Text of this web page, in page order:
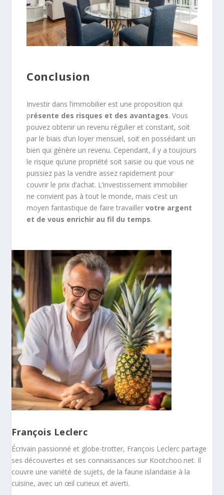
Conclusion
Investir dans l’immobilier est une proposition qui
présente des risques et des avantages. Vous
pouvez obtenir un revenu régulier et constant, soit
par le biais d’un loyer mensuel, soit en possédant un
bien qui génère un revenu. Cependant, il y a toujours
le risque qu’une propriété soit saisie ou que vous ne
puissiez pas la vendre assez rapidement pour
couvrir le prix d’achat. L’investissement immobilier
ne convient pas à tout le monde, mais c’est un
moyen fantastique de faire travaillervotre argent
et de vous enrichir au fil du temps.
François Leclerc
Écrivain passionné et globe-trotter, François Leclerc partage
ses découvertes et ses connaissances sur Kootchoo.net. Il
couvre une variété de sujets, de la faune islandaise à la
cuisine, avec un œil curieux et averti.